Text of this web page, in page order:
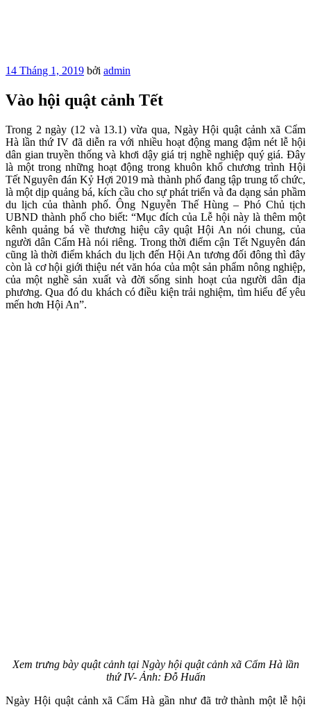
Đăng
14 Tháng 1, 2019 bởi admin
Vào hội quật cảnh Tết
Trong 2 ngày (12 và 13.1) vừa qua, Ngày Hội quật cảnh xã Cẩm
Hà lần thứ IV đã diễn ra với nhiều hoạt động mang đậm nét lễ hội
dân gian truyền thống và khơi dậy giá trị nghề nghiệp quý giá. Đây
là một trong những hoạt động trong khuôn khổ chương trình Hội
Tết Nguyên đán Kỷ Hợi 2019 mà thành phố đang tập trung tổ chức,
là một dịp quảng bá, kích cầu cho sự phát triển và đa dạng sản phầm
du lịch của thành phố. Ông Nguyễn Thế Hùng – Phó Chủ tịch
UBND thành phố cho biết: “Mục đích của Lễ hội này là thêm một
kênh quảng bá về thương hiệu cây quật Hội An nói chung, của
người dân Cẩm Hà nói riêng. Trong thời điểm cận Tết Nguyên đán
cũng là thời điểm khách du lịch đến Hội An tương đối đông thì đây
còn là cơ hội giới thiệu nét văn hóa của một sản phẩm nông nghiệp,
của một nghề sản xuất và đời sống sinh hoạt của người dân địa
phương. Qua đó du khách có điều kiện trải nghiệm, tìm hiểu để yêu
mến hơn Hội An”.
Xem trưng bày quật cảnh tại Ngày hội quật cảnh xã Cẩm Hà lần
thứ IV- Ảnh: Đỗ Huấn
Ngày Hội quật cảnh xã Cẩm Hà gần như đã trở thành một lễ hội